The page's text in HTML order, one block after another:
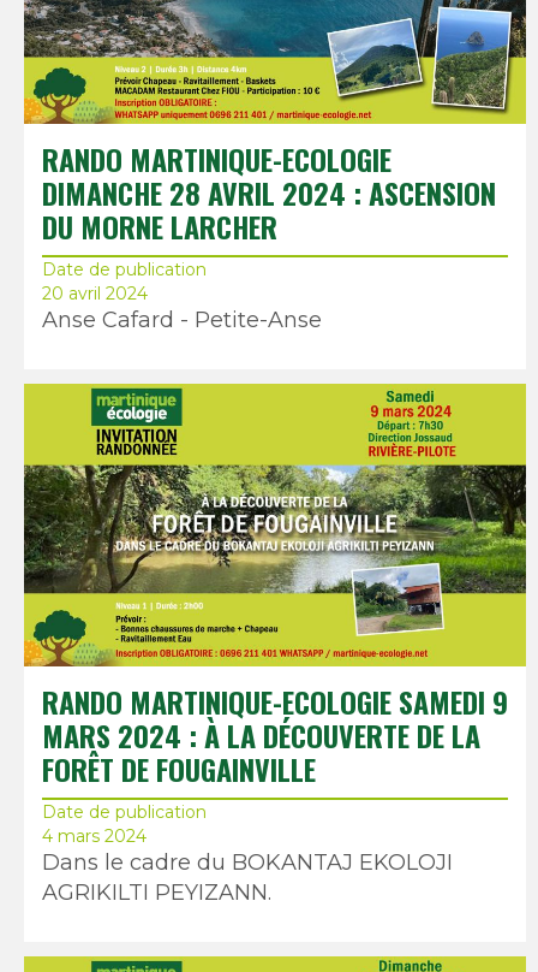
RANDO MARTINIQUE-ECOLOGIE
DIMANCHE 28 AVRIL 2024 : ASCENSION
DU MORNE LARCHER
Date de publication
20 avril 2024
Anse Cafard - Petite-Anse
RANDO MARTINIQUE-ECOLOGIE SAMEDI 9
MARS 2024 : À LA DÉCOUVERTE DE LA
FORÊT DE FOUGAINVILLE
Date de publication
4 mars 2024
Dans le cadre du BOKANTAJ EKOLOJI
AGRIKILTI PEYIZANN.